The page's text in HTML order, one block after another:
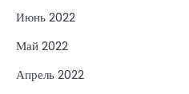
Июнь 2022
Май 2022
Апрель 2022